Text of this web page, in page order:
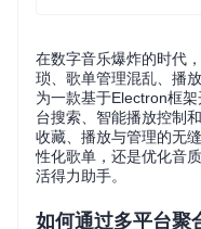
在数字音乐爆炸的时代
琐、歌单管理混乱、播
为一款基于Electron框
台搜索、智能播放控制
收藏、播放与管理的无
性化歌单，还是优化音
活得力助手。
如何通过多平台聚